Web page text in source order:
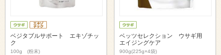
ベジタブルサポート エキゾチッ
ク
100g (粉末)
ベッツセレクション ウサギ用
エイジングケア
900g(225g×4袋)